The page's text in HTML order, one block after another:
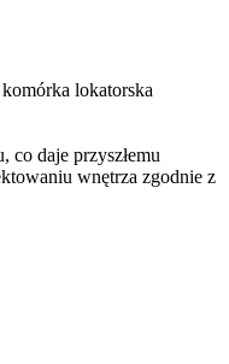
lokatorska
co daje przyszłemu
wnętrza zgodnie z